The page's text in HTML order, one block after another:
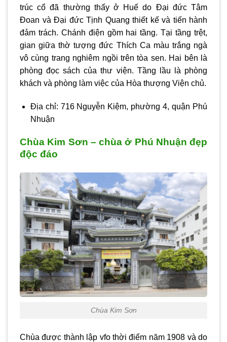
trúc cổ đã thường thấy ở Huế do Đại đức Tâm
Đoan và Đại đức Tịnh Quang thiết kế và tiến hành
đảm trách. Chánh điện gồm hai tầng. Tại tầng trệt,
gian giữa thờ tượng đức Thích Ca màu trắng ngà
vô cùng trang nghiêm ngồi trên tòa sen. Hai bên là
phòng đọc sách của thư viện. Tầng lầu là phòng
khách và phòng làm việc của Hòa thượng Viện chủ.
Địa chỉ: 716 Nguyễn Kiệm, phường 4, quận Phú
Nhuận
Chùa Kim Sơn – chùa ở Phú Nhuận đẹp
độc đáo
Chùa Kim Sơn
Chùa được thành lập vfo thời điểm năm 1908 và do